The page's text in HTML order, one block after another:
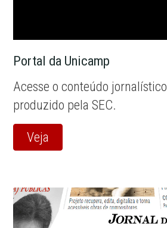
Portal da Unicamp
Acesse o conteúdo jornalístico
produzido pela SEC.
Veja